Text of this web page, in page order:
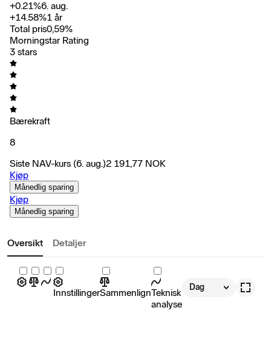
+0.21%6. aug.
+14.58%1 år
Total pris0,59%
Morningstar Rating
3 stars
Bærekraft
8
Siste NAV-kurs (6. aug.)2 191,77 NOK
Kjøp
Månedlig sparing
Kjøp
Månedlig sparing
Oversikt Detaljer
InnstillingerSammenlignTeknisk
analyse
Dag